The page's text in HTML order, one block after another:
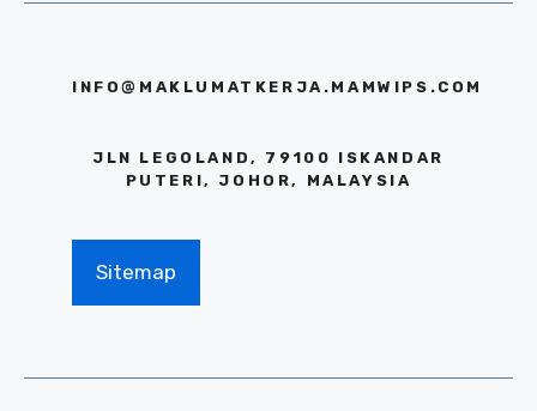
INFO@MAKLUMATKERJA.MAMWIPS.COM
JLN LEGOLAND, 79100 ISKANDAR
PUTERI, JOHOR, MALAYSIA
Sitemap